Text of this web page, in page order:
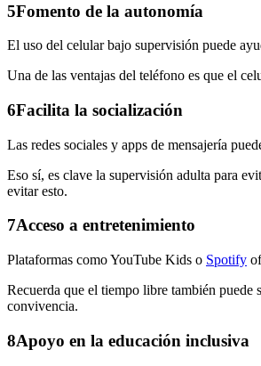
5Fomento de la autonomía
El uso del celular bajo supervisión puede
Una de las ventajas del teléfono es que el
6Facilita la socialización
Las redes sociales y apps de mensajería
Eso sí, es clave la supervisión adulta para
evitar esto.
7Acceso a entretenimiento
Plataformas como YouTube Kids o Spotify
Recuerda que el tiempo libre también puede
convivencia.
8Apoyo en la educación inclusiva